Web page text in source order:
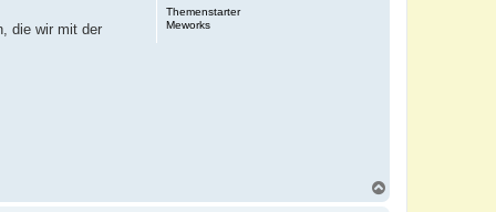
Themenstarter
Meworks
die wir mit der